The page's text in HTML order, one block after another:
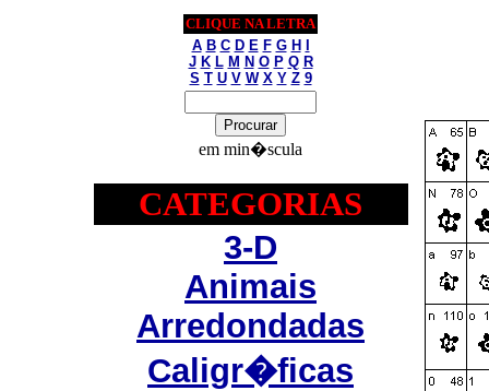
CLIQUE NA LETRA
A B C D E F G H
J K L M N O P Q R
S T U V W X Y Z 9
em min�scula
CATEGORIAS
3-D
Animais
Arredondadas
Caligr�ficas